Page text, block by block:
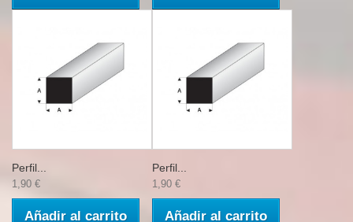
Perfil...
1,90 €
Añadir al carrito
Perfil...
1,90 €
Añadir al carrito